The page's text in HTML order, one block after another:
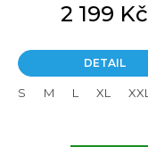
2 199 Kč
DETAIL
S M L XL XXL